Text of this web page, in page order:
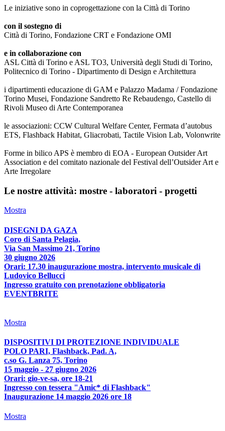
Le iniziative sono in coprogettazione con la Città di Torino
con il sostegno di
Città di Torino, Fondazione CRT e Fondazione OMI
e in collaborazione con
ASL Città di Torino e ASL TO3, Università degli Studi di Torino,
Politecnico di Torino - Dipartimento di Design e Architettura
i dipartimenti educazione di GAM e Palazzo Madama / Fondazione
Torino Musei, Fondazione Sandretto Re Rebaudengo, Castello di
Rivoli Museo di Arte Contemporanea
le associazioni: CCW Cultural Welfare Center, Fermata d’autobus
ETS, Flashback Habitat, Gliacrobati, Tactile Vision Lab, Volonwrite
Forme in bilico APS è membro di EOA - European Outsider Art
Association e del comitato nazionale del Festival dell’Outsider Art e
Arte Irregolare
Le nostre attività: mostre - laboratori - progetti
Mostra
DISEGNI DA GAZA
Coro di Santa Pelagia,
Via San Massimo 21, Torino
30 giugno 2026
Orari: 17.30 inaugurazione mostra, intervento musicale di
Ludovico Bellucci
Ingresso gratuito con prenotazione obbligatoria
EVENTBRITE
Mostra
DISPOSITIVI DI PROTEZIONE INDIVIDUALE
POLO PARI, Flashback, Pad. A,
c.so G. Lanza 75, Torino
15 maggio - 27 giugno 2026
Orari: gio-ve-sa, ore 18-21
Ingresso con tessera "Amic* di Flashback"
Inaugurazione 14 maggio 2026 ore 18
Mostra